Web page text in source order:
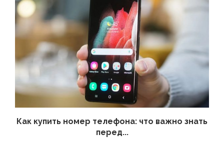
Как купить номер телефона: что важно знать
перед...